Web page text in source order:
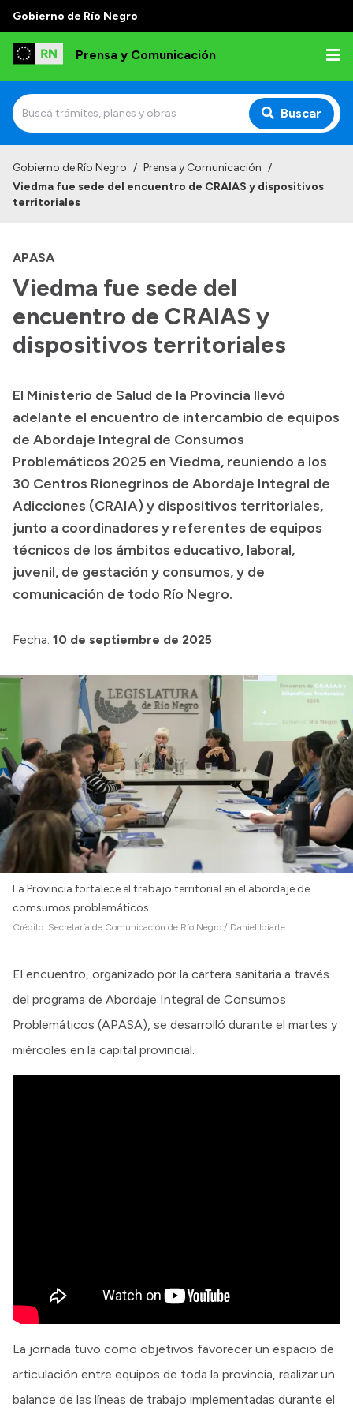
Gobierno de Río Negro
Prensa y Comunicación
Buscar
Institucional
Referentes de prensa
Archivo de noticias
Transparencia
Boletín Oficial
Compras y licitaciones
Consulta de expedientes
Consulta de pago a proveedores
Convocatorias
Intranet
Gobierno de Río Negro / Prensa y Comunicación /
Viedma fue sede del encuentro de CRAIAS y dispositivos
territoriales
APASA
Viedma fue sede del
encuentro de CRAIAS y
dispositivos territoriales
El Ministerio de Salud de la Provincia llevó
adelante el encuentro de intercambio de equipos
de Abordaje Integral de Consumos
Problemáticos 2025 en Viedma, reuniendo a los
30 Centros Rionegrinos de Abordaje Integral de
Adicciones (CRAIA) y dispositivos territoriales,
junto a coordinadores y referentes de equipos
técnicos de los ámbitos educativo, laboral,
juvenil, de gestación y consumos, y de
comunicación de todo Río Negro.
Fecha: 10 de septiembre de 2025
La Provincia fortalece el trabajo territorial en el abordaje de
comsumos problemáticos.
Crédito: Secretaría de Comunicación de Río Negro / Daniel Idiarte
El encuentro, organizado por la cartera sanitaria a través
del programa de Abordaje Integral de Consumos
Problemáticos (APASA), se desarrolló durante el martes y
miércoles en la capital provincial.
La jornada tuvo como objetivos favorecer un espacio de
articulación entre equipos de toda la provincia, realizar un
balance de las líneas de trabajo implementadas durante el